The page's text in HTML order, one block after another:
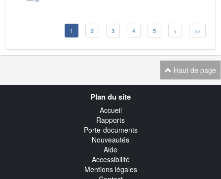
1 2 3 4 5 > >>
Haut de page
Plan du site
Accueil
Rapports
Porte-documents
Nouveautés
Aide
Accessibilité
Mentions légales